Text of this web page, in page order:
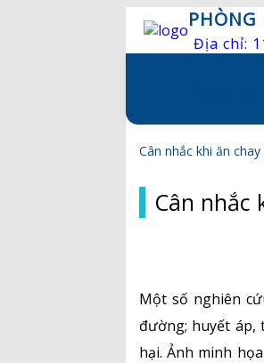
Địa chỉ:
Cân nhắc khi ăn
Cân nhắc
Một số nghiên
đường; huyết áp,
hại. Ảnh minh